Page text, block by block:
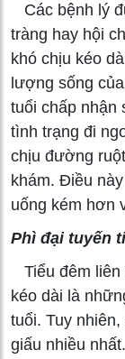
Các bệnh lý
tràng hay hội
khó chịu kéo
lượng sống
tuổi chấp nhận
tình trạng đi
chịu đường
khám. Điều
uống kém hơn
Phì đại tuyến
Tiểu đêm liên
kéo dài là
tuổi. Tuy
giấu nhiều nhất.